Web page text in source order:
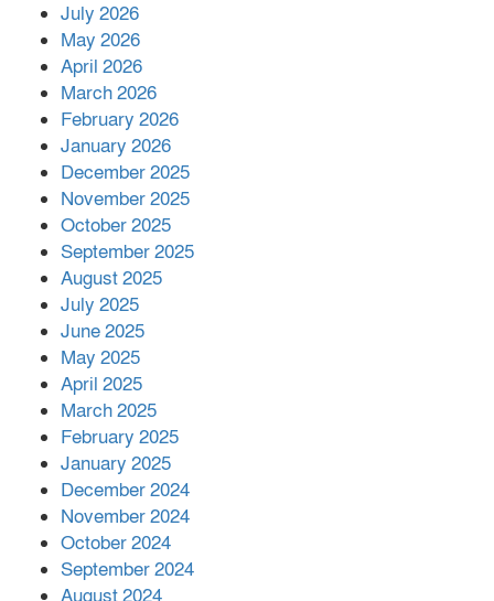
পর ফোন তারেক রহমানের,গ্যাস সঙ্কট
সহায়তা দিলেন সাচিং প্রু জেরী
July 2026
May 2026
April 2026
March 2026
February 2026
January 2026
December 2025
November 2025
October 2025
September 2025
August 2025
July 2025
June 2025
May 2025
April 2025
March 2025
February 2025
January 2025
December 2024
November 2024
October 2024
September 2024